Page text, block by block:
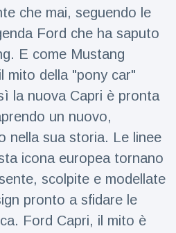
che mai, seguendo le
Ford che ha saputo
E come Mustang
mito della "pony car"
la nuova Capri è pronta
un nuovo,
nella sua storia. Le linee
icona europea tornano
scolpite e modellate
pronto a sfidare le
Ford Capri, il mito è